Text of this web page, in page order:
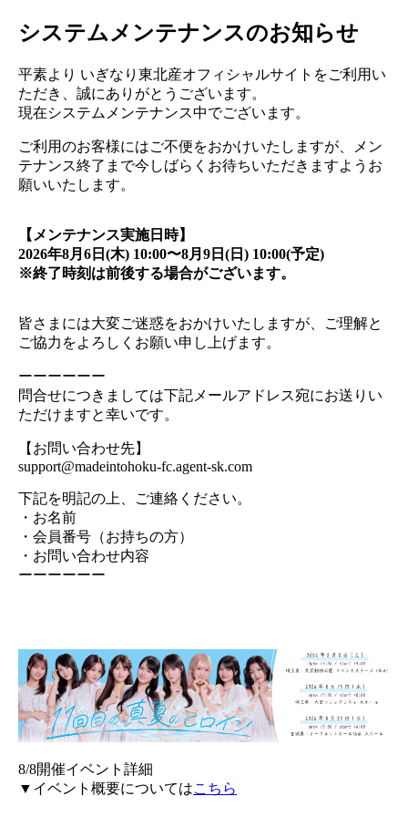
システムメンテナンスのお知らせ
平素より いぎなり東北産オフィシャルサイトをご利用い
ただき、誠にありがとうございます。
現在システムメンテナンス中でございます。
ご利用のお客様にはご不便をおかけいたしますが、メン
テナンス終了まで今しばらくお待ちいただきますようお
願いいたします。
【メンテナンス実施日時】
2026年8月6日(木) 10:00〜8月9日(日) 10:00(予定)
※終了時刻は前後する場合がございます。
皆さまには大変ご迷惑をおかけいたしますが、ご理解と
ご協力をよろしくお願い申し上げます。
ーーーーーー
問合せにつきましては下記メールアドレス宛にお送りい
ただけますと幸いです。
【お問い合わせ先】
support@madeintohoku-fc.agent-sk.com
下記を明記の上、ご連絡ください。
・お名前
・会員番号（お持ちの方）
・お問い合わせ内容
ーーーーーー
8/8開催イベント詳細
▼イベント概要についてはこちら